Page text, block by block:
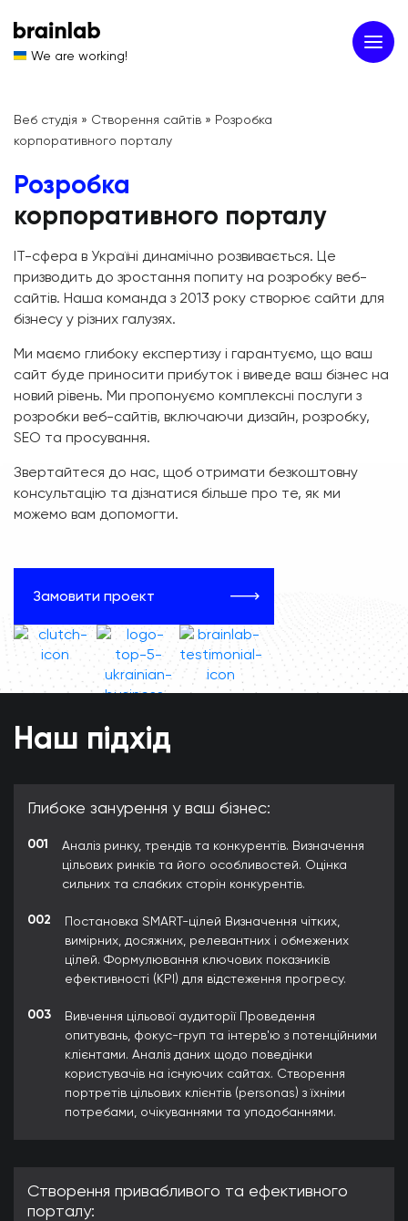
We are working!
Веб студія » Створення сайтів » Розробка
корпоративного порталу
Розробка
корпоративного порталу
ІТ-сфера в Україні динамічно розвивається. Це
призводить до зростання попиту на розробку веб-
сайтів. Наша команда з 2013 року створює сайти для
бізнесу у різних галузях.
Ми маємо глибоку експертизу і гарантуємо, що ваш
сайт буде приносити прибуток і виведе ваш бізнес на
новий рівень. Ми пропонуємо комплексні послуги з
розробки веб-сайтів, включаючи дизайн, розробку,
SEO та просування.
Звертайтеся до нас, щоб отримати безкоштовну
консультацію та дізнатися більше про те, як ми
можемо вам допомогти.
Замовити проект
Наш підхід
Глибоке занурення у ваш бізнес:
001
Аналіз ринку, трендів та конкурентів. Визначення
цільових ринків та його особливостей. Оцінка
сильних та слабких сторін конкурентів.
002
Постановка SMART-цілей Визначення чітких,
вимірних, досяжних, релевантних і обмежених
цілей. Формулювання ключових показників
ефективності (KPI) для відстеження прогресу.
003
Вивчення цільової аудиторії Проведення
опитувань, фокус-груп та інтерв'ю з потенційними
клієнтами. Аналіз даних щодо поведінки
користувачів на існуючих сайтах. Створення
портретів цільових клієнтів (personas) з їхніми
потребами, очікуваннями та уподобаннями.
Створення привабливого та ефективного
порталу: